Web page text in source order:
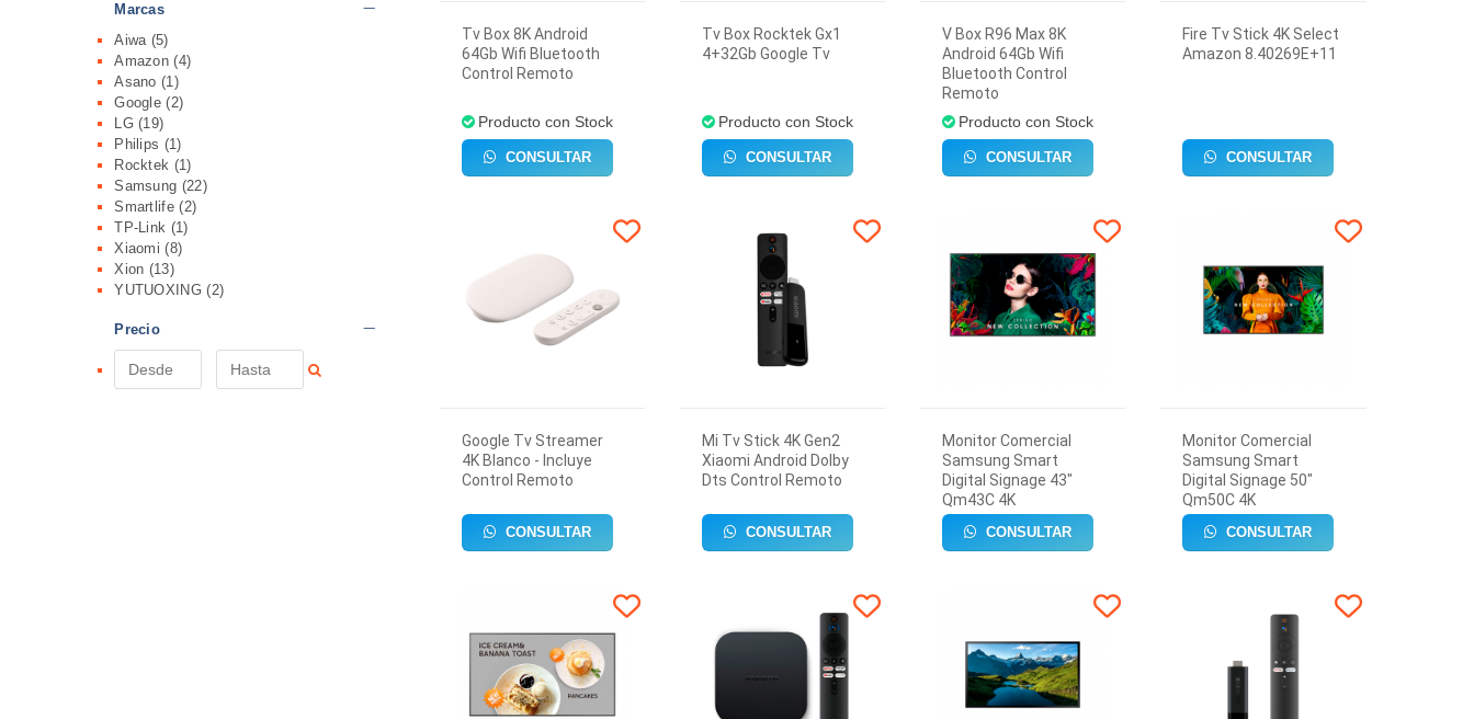
Marcas
Aiwa (5)
Amazon(4)
Asano(1)
Google(2)
LG(19)
Philips (1)
Rocktek (1)
Samsung (22)
Smartlife(2)
TP-Link (1)
Xiaomi(8)
Xion (13)
YUTUOXING(2)
Precio
Tv Box 8K Android
64Gb Wifi Bluetooth
Control Remoto
Producto con Stock
CONSULTAR
Tv Box Rocktek Gx1
4+32Gb Google Tv
Producto con Stock
CONSULTAR
V Box R96 Max 8K
Android 64Gb Wifi
Bluetooth Control
Remoto
Producto con Stock
CONSULTAR
Fire Tv Stick 4K Select
Amazon 8.40269E+11
CONSULTAR
Google Tv Streamer
4K Blanco - Incluye
Control Remoto
CONSULTAR
Mi Tv Stick 4K Gen2
Xiaomi Android Dolby
Dts Control Remoto
CONSULTAR
Monitor Comercial
Samsung Smart
Digital Signage 43"
Qm43C 4K
CONSULTAR
Monitor Comercial
Samsung Smart
Digital Signage 50"
Qm50C 4K
CONSULTAR